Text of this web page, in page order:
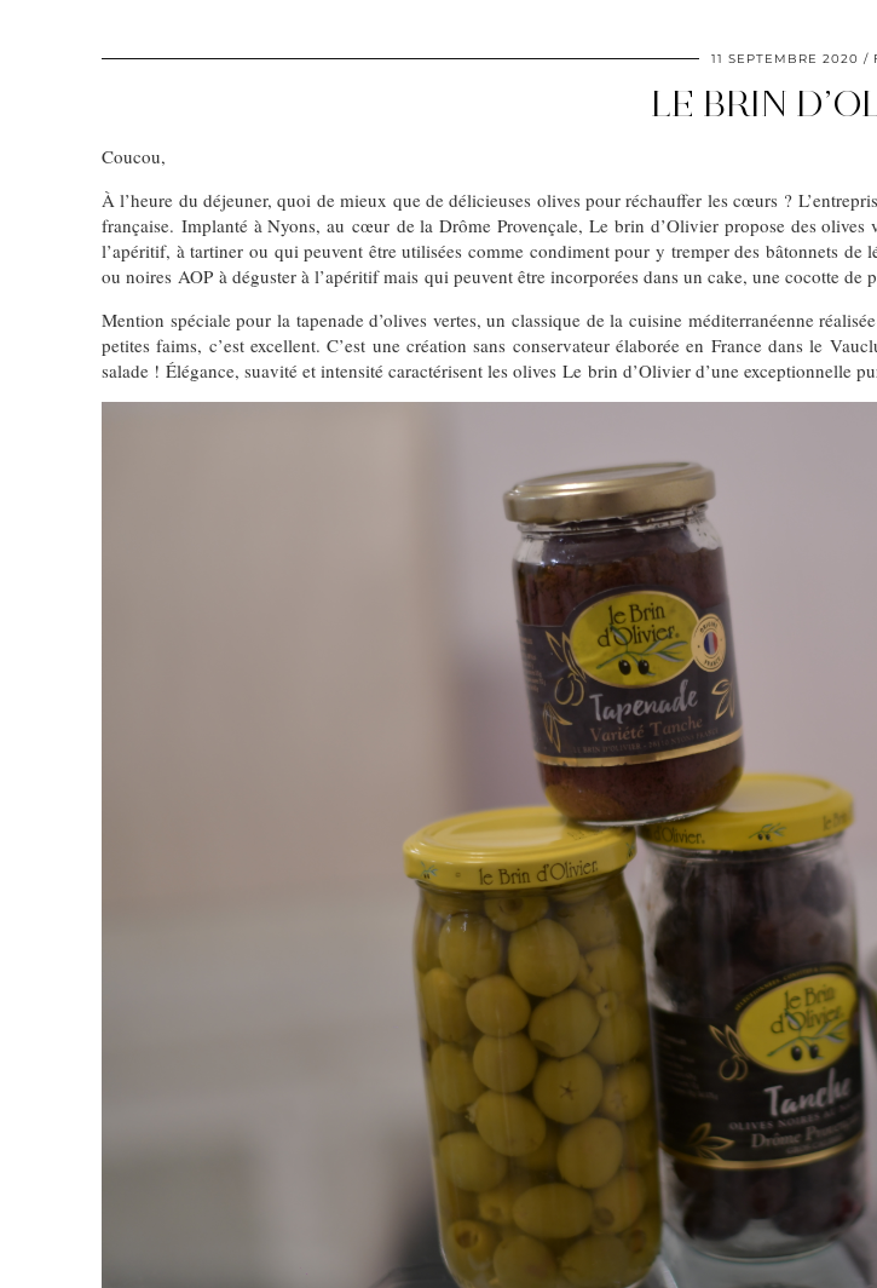
11 SEPTEMBRE 2020
LE BRIN
Coucou,
À l’heure du déjeuner, quoi de mieux que de délicieuses olives pour réchauffer les cœurs ?
française. Implanté à Nyons, au cœur de la Drôme Provençale, Le brin d’Olivier propose des olives
l’apéritif, à tartiner ou qui peuvent être utilisées comme condiment pour y tremper des bâtonnets
ou noires AOP à déguster à l’apéritif mais qui peuvent être incorporées dans un cake, une cocotte
Mention spéciale pour la tapenade d’olives vertes, un classique de la cuisine méditerranéenne
petites faims, c’est excellent. C’est une création sans conservateur élaborée en France dans le
salade ! Élégance, suavité et intensité caractérisent les olives Le brin d’Olivier d’une exceptionnelle